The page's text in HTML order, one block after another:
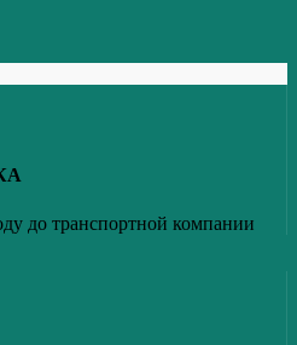
до транспортной компании